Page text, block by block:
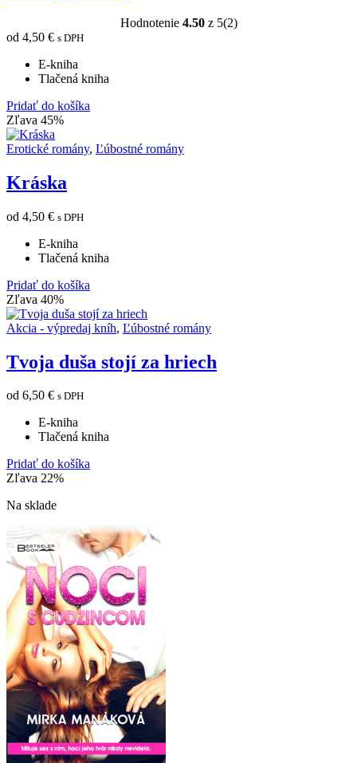
Hodnotenie 4.50z 5(2)
od 4,50 € s DPH
E-kniha
Tlačená kniha
Pridať do košíka
Zľava 45%
Erotické romány, Ľúbostné romány
Kráska
od 4,50 € s DPH
E-kniha
Tlačená kniha
Pridať do košíka
Zľava 40%
Akcia - výpredaj kníh, Ľúbostné romány
Tvoja duša stojí za hriech
od 6,50 € s DPH
E-kniha
Tlačená kniha
Pridať do košíka
Zľava 22%
Na sklade